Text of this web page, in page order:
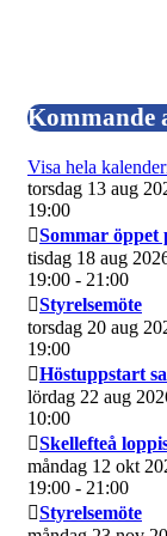
Kommande
Visa hela
torsdag 13 aug
19:00
Sommar öppet
tisdag 18 aug
19:00 - 21:00
Styrelsemöte
torsdag 20 aug
19:00
Höstuppstart
lördag 22 aug
10:00
Skellefteå
måndag 12 okt
19:00 - 21:00
Styrelsemöte